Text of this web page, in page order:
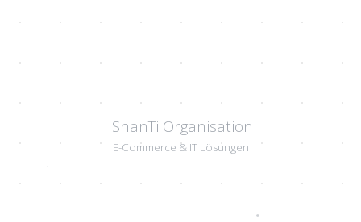
ShanTi Organisation
E-Commerce & IT Lösungen